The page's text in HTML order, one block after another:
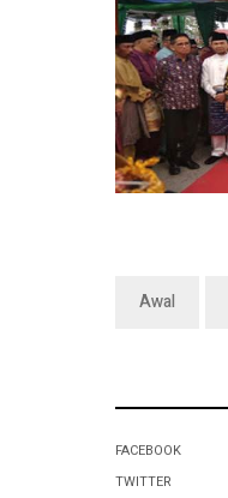
Awal
FACEBOOK
TWITTER